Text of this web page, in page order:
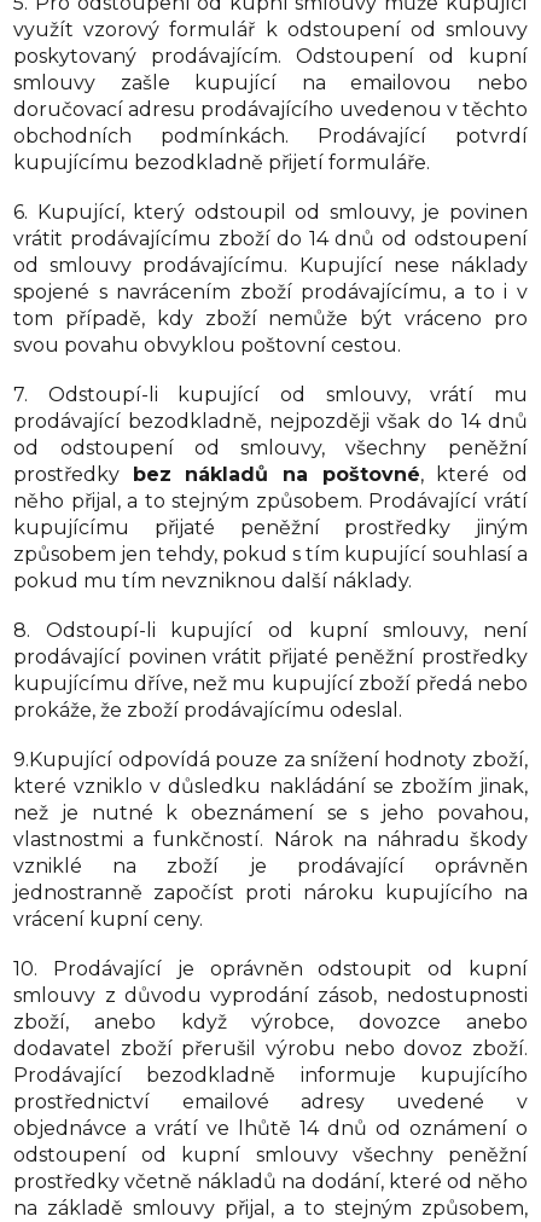
využít vzorový formulář k odstoupení od smlouvy
poskytovaný prodávajícím. Odstoupení od kupní
smlouvy zašle kupující na emailovou nebo
doručovací adresu prodávajícího uvedenou v těchto
obchodních podmínkách. Prodávající potvrdí
kupujícímu bezodkladně přijetí formuláře.
6. Kupující, který odstoupil od smlouvy, je povinen
vrátit prodávajícímu zboží do 14 dnů od odstoupení
od smlouvy prodávajícímu. Kupující nese náklady
spojené s navrácením zboží prodávajícímu, a to i v
tom případě, kdy zboží nemůže být vráceno pro
svou povahu obvyklou poštovní cestou.
7. Odstoupí-li kupující od smlouvy, vrátí mu
prodávající bezodkladně, nejpozději však do 14 dnů
od odstoupení od smlouvy, všechny peněžní
prostředky
bez nákladů na poštovné, které od
něho přijal, a to stejným způsobem. Prodávající vrátí
kupujícímu přijaté peněžní prostředky jiným
způsobem jen tehdy, pokud s tím kupující souhlasí a
pokud mu tím nevzniknou další náklady.
8. Odstoupí-li kupující od kupní smlouvy, není
prodávající povinen vrátit přijaté peněžní prostředky
kupujícímu dříve, než mu kupující zboží předá nebo
prokáže, že zboží prodávajícímu odeslal.
9.Kupující odpovídá pouze za snížení hodnoty zboží,
které vzniklo v důsledku nakládání se zbožím jinak,
než je nutné k obeznámení se s jeho povahou,
vlastnostmi a funkčností. Nárok na náhradu škody
vzniklé na zboží je prodávající oprávněn
jednostranně započíst proti nároku kupujícího na
vrácení kupní ceny.
10. Prodávající je oprávněn odstoupit od kupní
smlouvy z důvodu vyprodání zásob, nedostupnosti
zboží, anebo když výrobce, dovozce anebo
dodavatel zboží přerušil výrobu nebo dovoz zboží.
Prodávající bezodkladně informuje kupujícího
prostřednictví emailové adresy uvedené v
objednávce a vrátí ve lhůtě 14 dnů od oznámení o
odstoupení od kupní smlouvy všechny peněžní
prostředky včetně nákladů na dodání, které od něho
na základě smlouvy přijal, a to stejným způsobem,